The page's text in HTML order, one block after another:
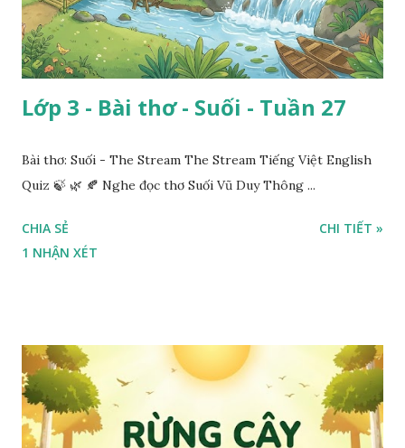
Lớp 3 - Bài thơ - Suối - Tuần 27
Bài thơ: Suối - The Stream The Stream Tiếng Việt English
Quiz 🍃 🌿 🍂 Nghe đọc thơ Suối Vũ Duy Thông ...
CHIA SẺ
1 NHẬN XÉT
CHI TIẾT »